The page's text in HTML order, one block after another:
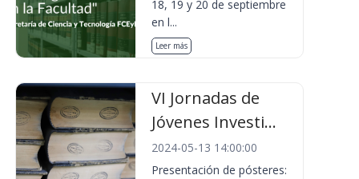
18, 19 y 20 de septiembre
en l...
Leer más
VI Jornadas de
Jóvenes Investi...
2024-05-13 14:00:00
Presentación de pósteres: